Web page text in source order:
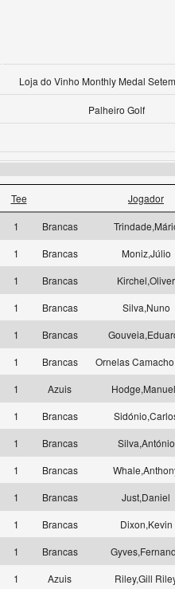
Loja do Vinho Monthly Medal
Palheiro Golf
Tee Jogador
1 Brancas
1 Brancas
Moniz,Júlio
1 Brancas
Kirchel,Oliver
1 Brancas
Silva,Nuno
1 Brancas
1 Brancas
Ornelas
1 Azuis
1 Brancas
1 Brancas
Silva,António
1 Brancas
1 Brancas
Just,Daniel
1 Brancas
Dixon,Kevin
1 Brancas
1 Azuis Riley,Gill